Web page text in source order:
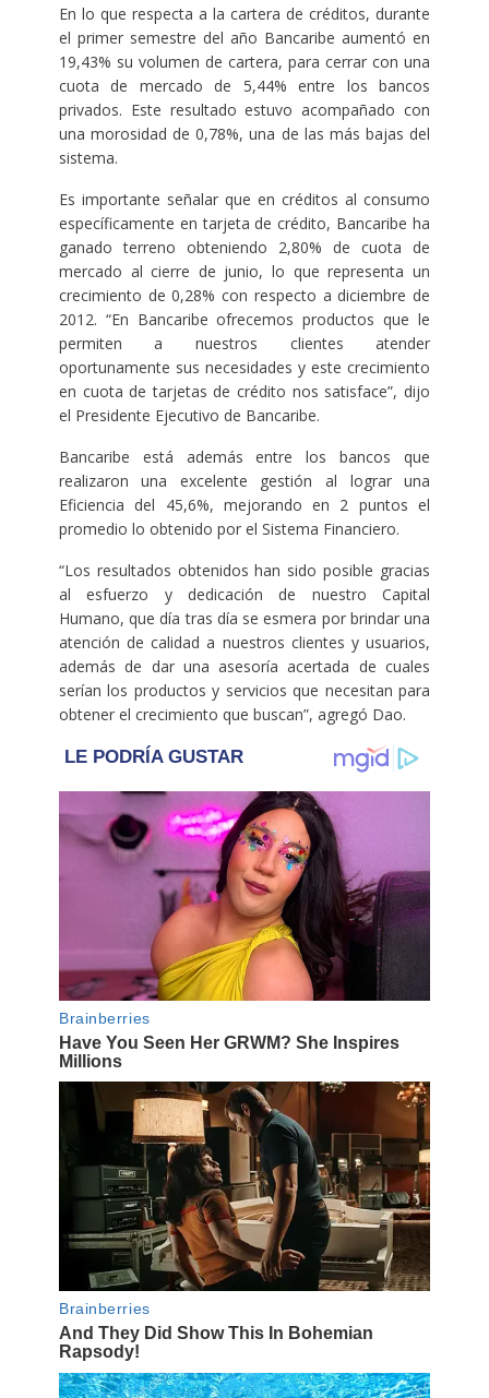
En lo que respecta a la cartera de créditos, durante
el primer semestre del año Bancaribe aumentó en
19,43% su volumen de cartera, para cerrar con una
cuota de mercado de 5,44% entre los bancos
privados. Este resultado estuvo acompañado con
una morosidad de 0,78%, una de las más bajas del
sistema.
Es importante señalar que en créditos al consumo
específicamente en tarjeta de crédito, Bancaribe ha
ganado terreno obteniendo 2,80% de cuota de
mercado al cierre de junio, lo que representa un
crecimiento de 0,28% con respecto a diciembre de
2012. “En Bancaribe ofrecemos productos que le
permiten a nuestros clientes atender
oportunamente sus necesidades y este crecimiento
en cuota de tarjetas de crédito nos satisface”, dijo
el Presidente Ejecutivo de Bancaribe.
Bancaribe está además entre los bancos que
realizaron una excelente gestión al lograr una
Eficiencia del 45,6%, mejorando en 2 puntos el
promedio lo obtenido por el Sistema Financiero.
“Los resultados obtenidos han sido posible gracias
al esfuerzo y dedicación de nuestro Capital
Humano, que día tras día se esmera por brindar una
atención de calidad a nuestros clientes y usuarios,
además de dar una asesoría acertada de cuales
serían los productos y servicios que necesitan para
obtener el crecimiento que buscan”, agregó Dao.